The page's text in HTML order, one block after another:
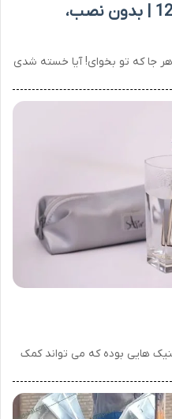
خرید کولر گازی پرتابل 12000 | بدون نصب،
– خنکی فوری، هر جا که تو بخوای! آیا خسته شدی
هایی بوده که می تواند کمک